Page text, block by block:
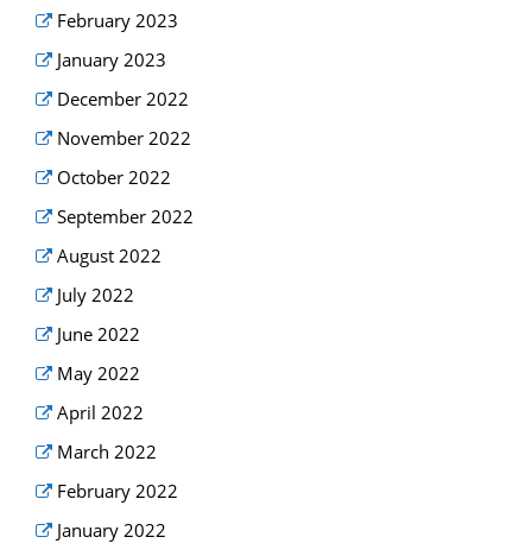
February 2023
January 2023
December 2022
November 2022
October 2022
September 2022
August 2022
July 2022
June 2022
May 2022
April 2022
March 2022
February 2022
January 2022